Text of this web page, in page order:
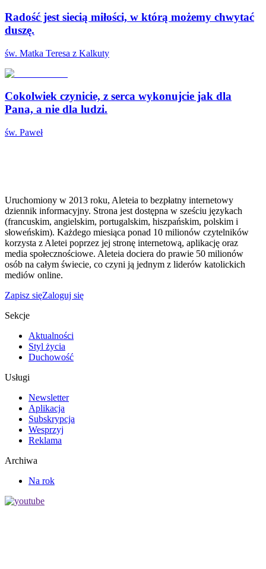
Radość jest siecią miłości, w którą możemy chwytać
duszę.
św. Matka Teresa z Kalkuty
Cokolwiek czynicie, z serca wykonujcie jak dla
Pana, a nie dla ludzi.
św. Paweł
Uruchomiony w 2013 roku, Aleteia to bezpłatny internetowy
dziennik informacyjny. Strona jest dostępna w sześciu językach
(francuskim, angielskim, portugalskim, hiszpańskim, polskim i
słoweńskim). Każdego miesiąca ponad 10 milionów czytelników
korzysta z Aletei poprzez jej stronę internetową, aplikację oraz
media społecznościowe. Aleteia dociera do prawie 50 milionów
osób na całym świecie, co czyni ją jednym z liderów katolickich
mediów online.
Zapisz sięZaloguj się
Sekcje
Aktualności
Styl życia
Duchowość
Usługi
Newsletter
Aplikacja
Subskrypcja
Wesprzyj
Reklama
Archiwa
Na rok